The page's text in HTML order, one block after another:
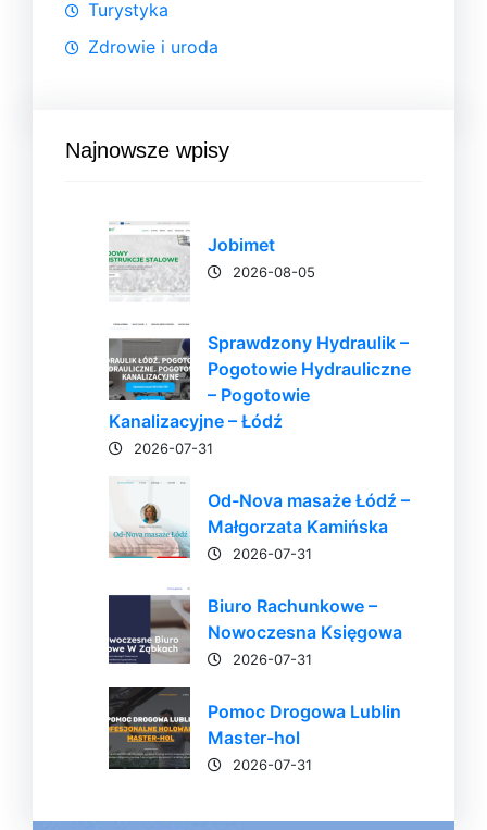
Turystyka
Zdrowie i uroda
Najnowsze wpisy
Jobimet
2026-08-05
Sprawdzony Hydraulik –
Pogotowie Hydrauliczne
– Pogotowie
Kanalizacyjne – Łódź
2026-07-31
Od-Nova masaże Łódź –
Małgorzata Kamińska
2026-07-31
Biuro Rachunkowe –
Nowoczesna Księgowa
2026-07-31
Pomoc Drogowa Lublin
Master-hol
2026-07-31